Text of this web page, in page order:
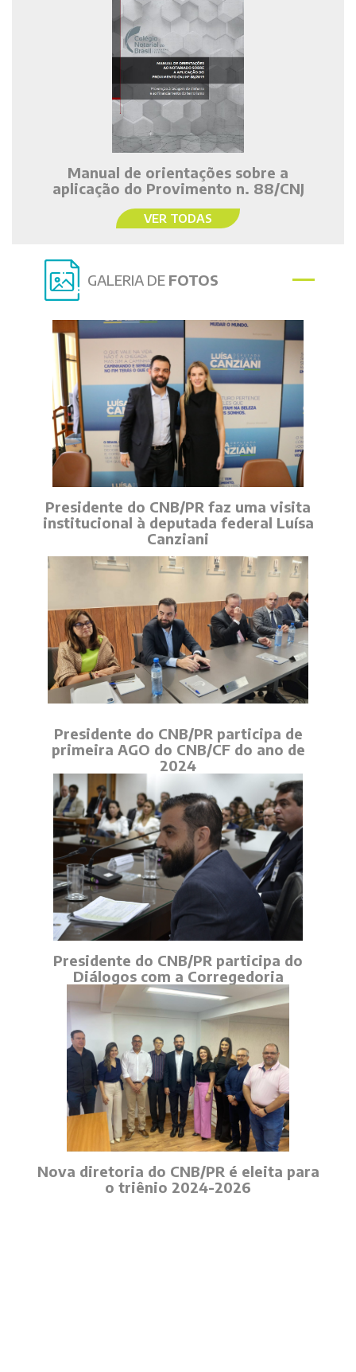
Manual de orientações sobre a
aplicação do Provimento n. 88/CNJ
VER TODAS
GALERIA DE FOTOS
Presidente do CNB/PR faz uma visita
institucional à deputada federal Luísa
Canziani
Presidente do CNB/PR participa de
primeira AGO do CNB/CF do ano de
2024
Presidente do CNB/PR participa do
Diálogos com a Corregedoria
Nova diretoria do CNB/PR é eleita para
o triênio 2024-2026